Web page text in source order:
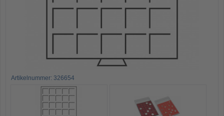
Artikelnummer: 326654